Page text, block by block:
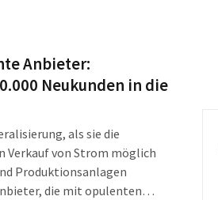
Anbieter:
Neukunden in die
als sie die
Verkauf von Strom möglich
Produktionsanlagen
die mit opulenten